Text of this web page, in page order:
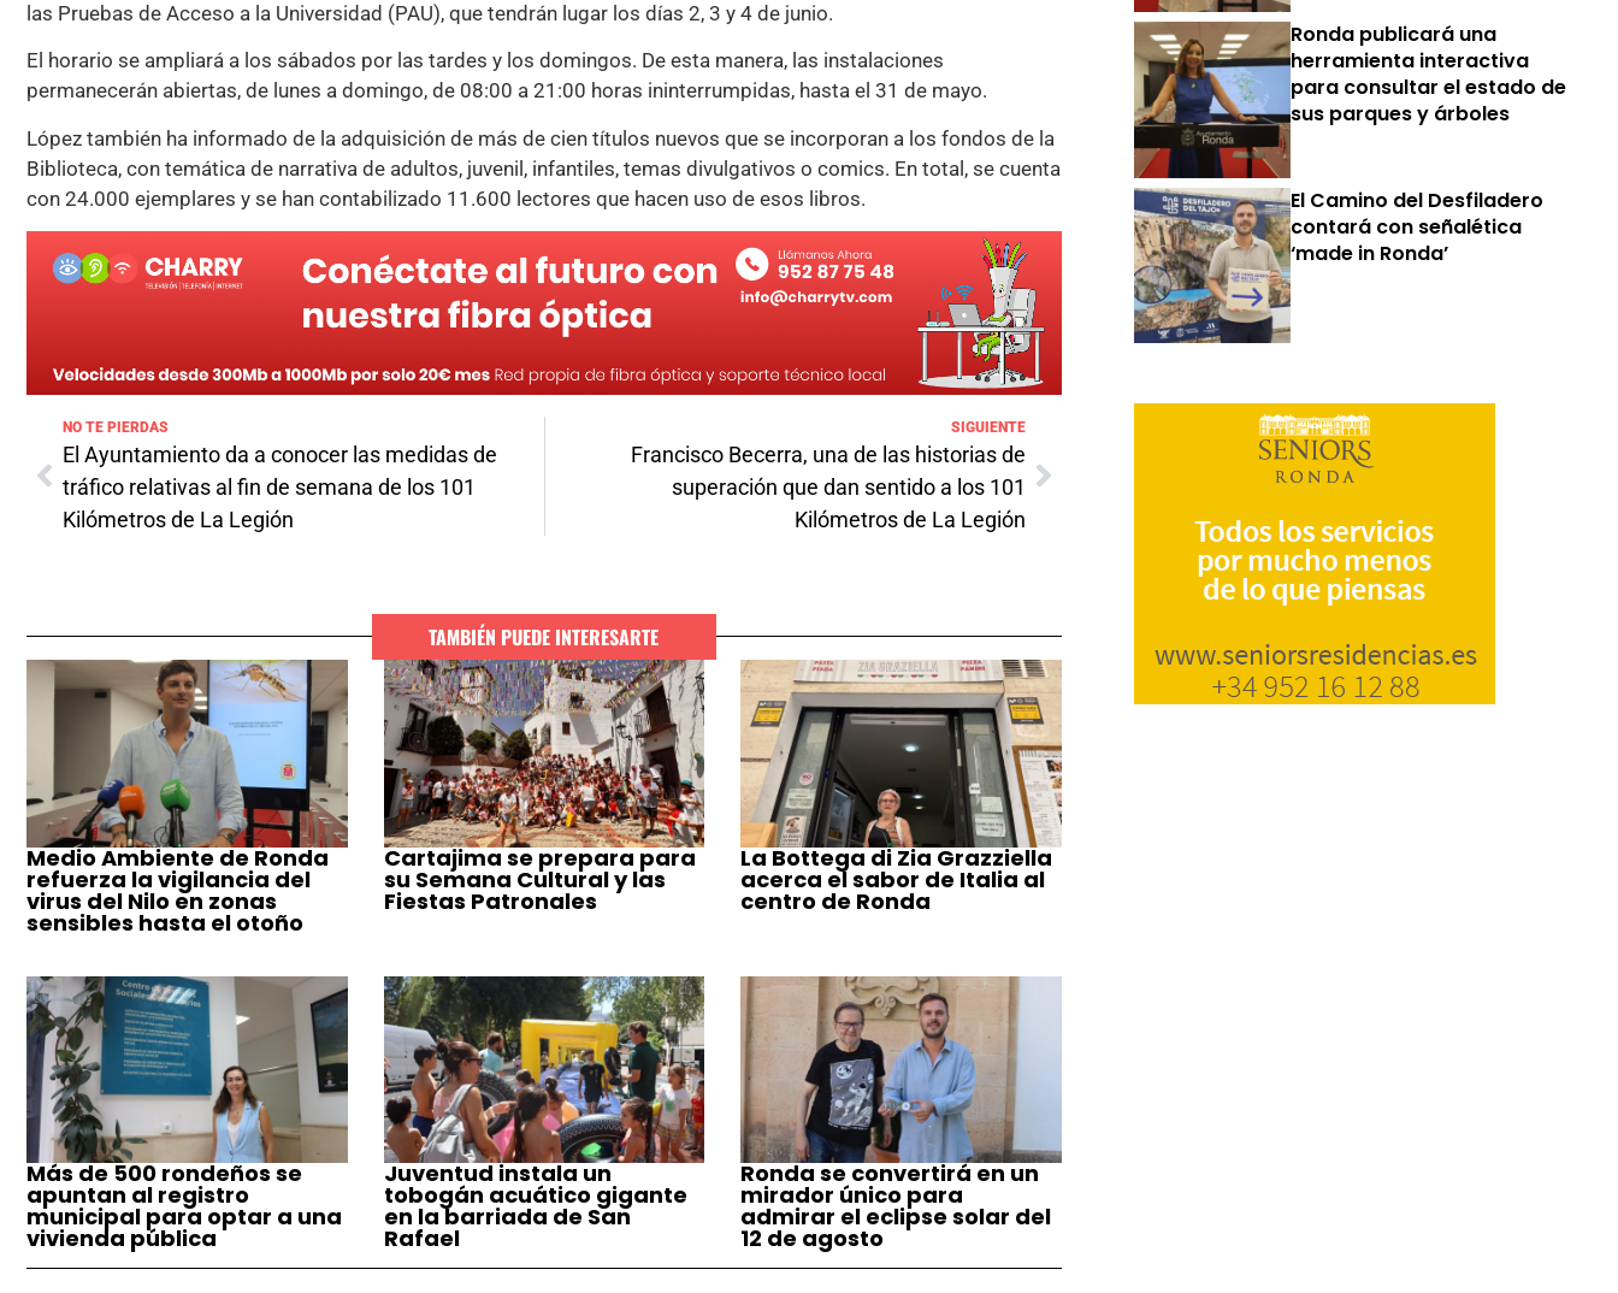
las Pruebas de Acceso a la Universidad (PAU), que tendrán lugar los días 2, 3 y 4 de junio.
El horario se ampliará a los sábados por las tardes y los domingos. De esta manera, las instalaciones
permanecerán abiertas, de lunes a domingo, de 08:00 a 21:00 horas ininterrumpidas, hasta el 31 de mayo.
López también ha informado de la adquisición de más de cien títulos nuevos que se incorporan a los fondos de la
Biblioteca, con temática de narrativa de adultos, juvenil, infantiles, temas divulgativos o comics. En total, se cuenta
con 24.000 ejemplares y se han contabilizado 11.600 lectores que hacen uso de esos libros.
NO TE PIERDAS
El Ayuntamiento da a conocer las medidas de
tráfico relativas al fin de semana de los 101
Kilómetros de La Legión
SIGUIENTE
Francisco Becerra, una de las historias de
superación que dan sentido a los 101
Kilómetros de La Legión
TAMBIÉN PUEDE INTERESARTE
Medio Ambiente de Ronda
refuerza la vigilancia del
virus del Nilo en zonas
sensibles hasta el otoño
Cartajima se prepara para
su Semana Cultural y las
Fiestas Patronales
La Bottega di Zia Grazziella
acerca el sabor de Italia al
centro de Ronda
Más de 500 rondeños se
apuntan al registro
municipal para optar a una
vivienda pública
Juventud instala un
tobogán acuático gigante
en la barriada de San
Rafael
Ronda se convertirá en un
mirador único para
admirar el eclipse solar del
12 de agosto
Ronda publicará una
herramienta interactiva
para consultar el estado de
sus parques y árboles
El Camino del Desfiladero
contará con señalética
‘made in Ronda’